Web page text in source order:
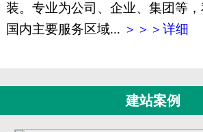
装。专业为公司、企业、集团等，
国内主要服务区域... ＞＞＞详细
建站案例